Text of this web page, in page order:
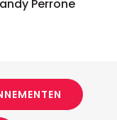
Perrone